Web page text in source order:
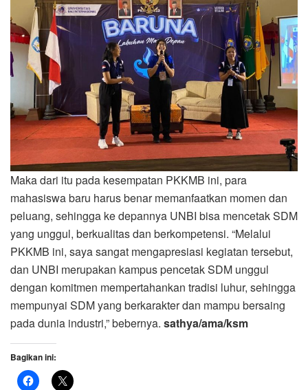
Maka dari itu pada kesempatan PKKMB ini, para
mahasiswa baru harus benar memanfaatkan momen dan
peluang, sehingga ke depannya UNBI bisa mencetak SDM
yang unggul, berkualitas dan berkompetensi. “Melalui
PKKMB ini, saya sangat mengapresiasi kegiatan tersebut,
dan UNBI merupakan kampus pencetak SDM unggul
dengan komitmen mempertahankan tradisi luhur, sehingga
mempunyai SDM yang berkarakter dan mampu bersaing
pada dunia industri,” bebernya. sathya/ama/ksm
Bagikan ini: